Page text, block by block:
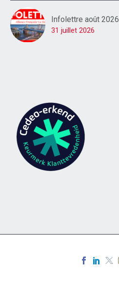
Infolettre août 2026
31 juillet 2026